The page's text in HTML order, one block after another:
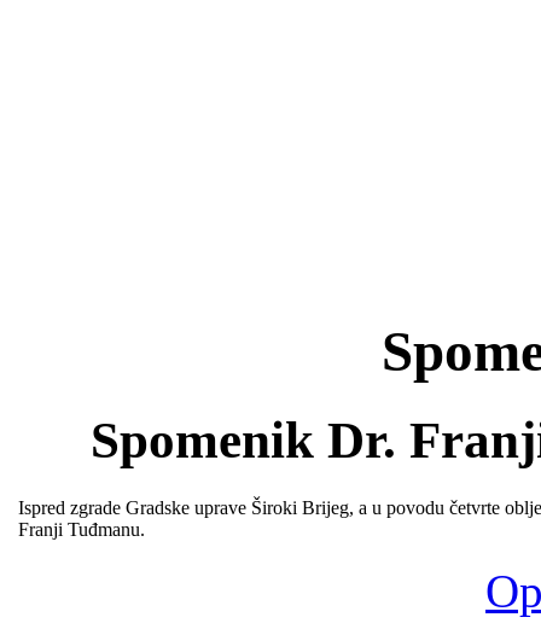
Spomenik Dr.
Ispred zgrade Gradske uprave Široki Brijeg, a u povodu četvrte
Franji Tuđmanu.